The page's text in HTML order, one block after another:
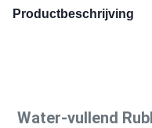
Productbeschrijving
Water-vullend